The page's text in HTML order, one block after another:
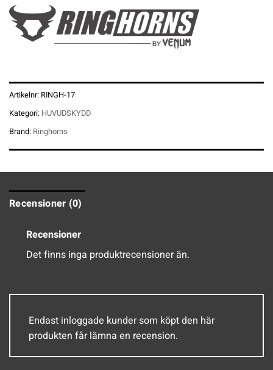
Artikelnr: RINGH-17
Kategori: HUVUDSKYDD
Brand: Ringhorns
Recensioner (0)
Recensioner
Det finns inga produktrecensioner än.
Endast inloggade kunder som köpt den här
produkten får lämna en recension.